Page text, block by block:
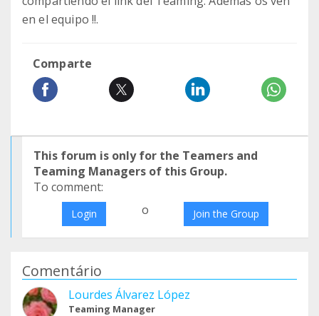
en el equipo !!.
Comparte
This forum is only for the Teamers and
Teaming Managers of this Group.
To comment:
Login o Join the Group
Comentário
Lourdes Álvarez López
Teaming Manager